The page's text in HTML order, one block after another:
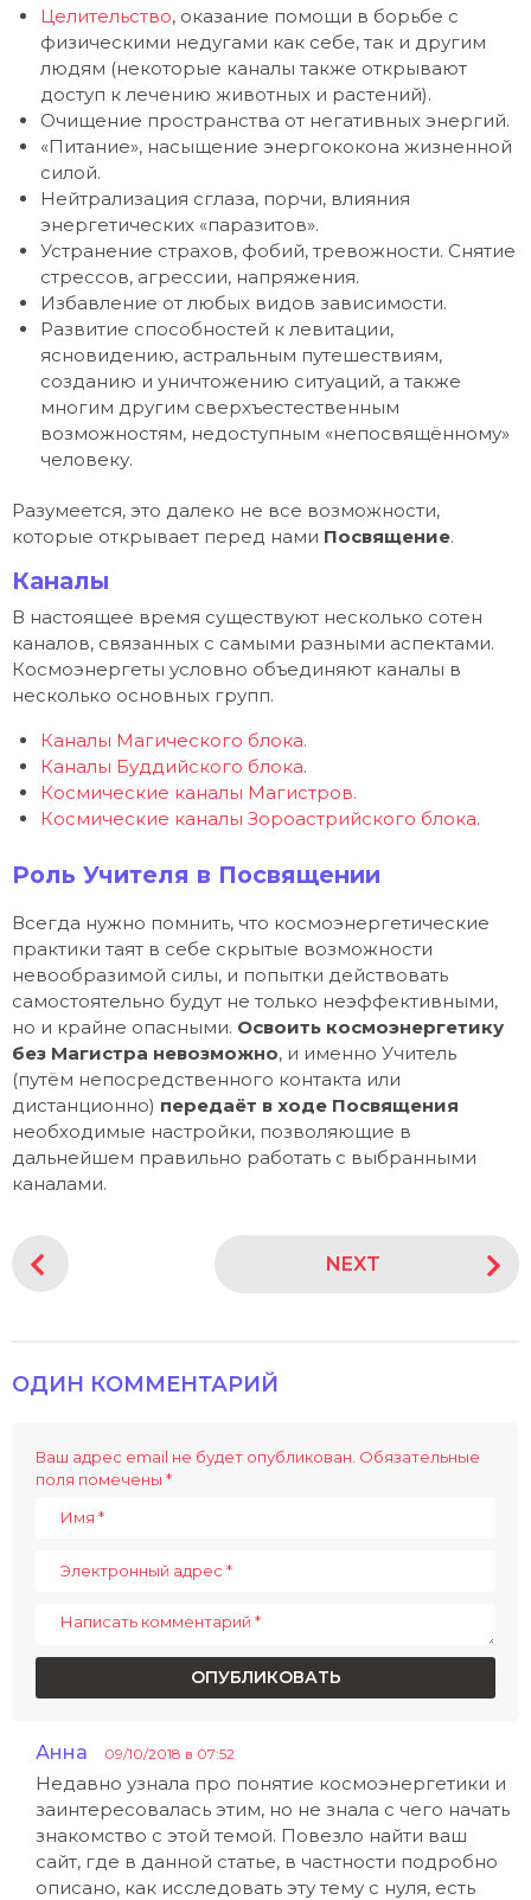
Целительство, оказание помощи в борьбе с
физическими недугами как себе, так и другим
людям (некоторые каналы также открывают
доступ к лечению животных и растений).
Очищение пространства от негативных энергий.
«Питание», насыщение энергококона жизненной
силой.
Нейтрализация сглаза, порчи, влияния
энергетических «паразитов».
Устранение страхов, фобий, тревожности. Снятие
стрессов, агрессии, напряжения.
Избавление от любых видов зависимости.
Развитие способностей к левитации,
ясновидению, астральным путешествиям,
созданию и уничтожению ситуаций, а также
многим другим сверхъестественным
возможностям, недоступным «непосвящённому»
человеку.
Разумеется, это далеко не все возможности,
которые открывает перед нами Посвящение.
Каналы
В настоящее время существуют несколько сотен
каналов, связанных с самыми разными аспектами.
Космоэнергеты условно объединяют каналы в
несколько основных групп.
Каналы Магического блока.
Каналы Буддийского блока.
Космические каналы Магистров.
Космические каналы Зороастрийского блока.
Роль Учителя в Посвящении
Всегда нужно помнить, что космоэнергетические
практики таят в себе скрытые возможности
невообразимой силы, и попытки действовать
самостоятельно будут не только неэффективными,
но и крайне опасными. Освоить космоэнергетику
без Магистра невозможно, и именно Учитель
(путём непосредственного контакта или
дистанционно) передаёт в ходе Посвящения
необходимые настройки, позволяющие в
дальнейшем правильно работать с выбранными
каналами.
a
NEXT
ОДИН КОММЕНТАРИЙ
Ваш адрес email не будет опубликован. Обязательные
поля помечены *
Анна 09/10/2018 в 07:52
Недавно узнала про понятие космоэнергетики и
заинтересовалась этим, но не знала с чего начать
знакомство с этой темой. Повезло найти ваш
сайт, где в данной статье, в частности подробно
описано, как исследовать эту тему с нуля, есть